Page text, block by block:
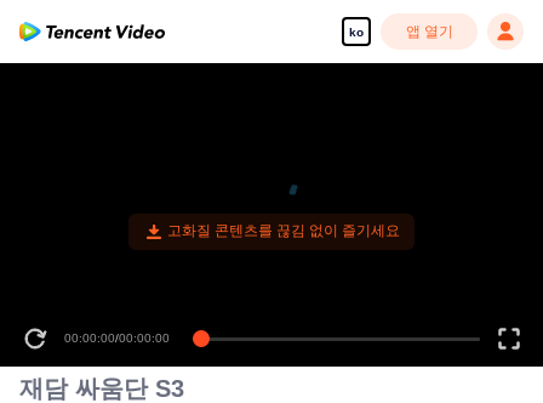
ko 앱 열기
고화질 콘텐츠를 끊김 없이 즐기세요
00:00:00/00:00:00
재담 싸움단 S3